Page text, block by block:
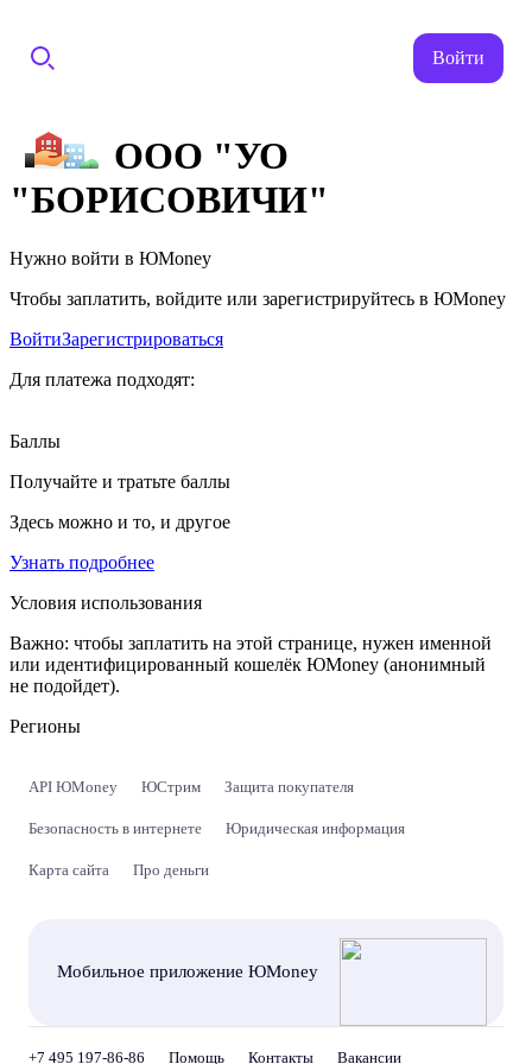
Войти
ООО "УО
"БОРИСОВИЧИ"
Нужно войти в ЮMoney
Чтобы заплатить, войдите или зарегистрируйтесь в ЮMoney
ВойтиЗарегистрироваться
Для платежа подходят:
Баллы
Получайте и тратьте баллы
Здесь можно и то, и другое
Узнать подробнее
Условия использования
Важно: чтобы заплатить на этой странице, нужен именной
или идентифицированный кошелёк ЮMoney (анонимный
не подойдет).
Регионы
API ЮMoney ЮСтрим Защита покупателя
Безопасность в интернете Юридическая информация
Карта сайта Про деньги
Мобильное приложение ЮMoney
+7 495 197-86-86 Помощь Контакты Вакансии